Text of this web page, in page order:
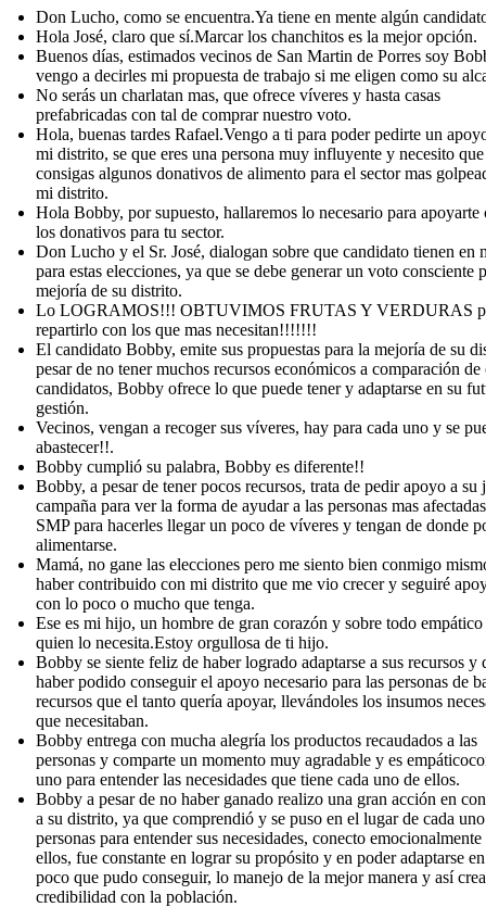
Don Lucho, como se encuentra.Ya tiene en mente algún
Hola José, claro que sí.Marcar los chanchitos es la mejor opción.
Buenos días, estimados vecinos de San Martin de Porres soy
vengo a decirles mi propuesta de trabajo si me eligen como su
No serás un charlatan mas, que ofrece víveres y hasta casas
prefabricadas con tal de comprar nuestro voto.
Hola, buenas tardes Rafael.Vengo a ti para poder pedirte un
mi distrito, se que eres una persona muy influyente y necesito
consigas algunos donativos de alimento para el sector mas
mi distrito.
Hola Bobby, por supuesto, hallaremos lo necesario para apoyarte
los donativos para tu sector.
Don Lucho y el Sr. José, dialogan sobre que candidato tienen en
para estas elecciones, ya que se debe generar un voto consciente
mejoría de su distrito.
Lo LOGRAMOS!!! OBTUVIMOS FRUTAS Y VERDURAS
repartirlo con los que mas necesitan!!!!!!!
El candidato Bobby, emite sus propuestas para la mejoría de su
pesar de no tener muchos recursos económicos a comparación de
candidatos, Bobby ofrece lo que puede tener y adaptarse en su
gestión.
Vecinos, vengan a recoger sus víveres, hay para cada uno y se
abastecer!!.
Bobby cumplió su palabra, Bobby es diferente!!
Bobby, a pesar de tener pocos recursos, trata de pedir apoyo a su
campaña para ver la forma de ayudar a las personas mas
SMP para hacerles llegar un poco de víveres y tengan de donde
alimentarse.
Mamá, no gane las elecciones pero me siento bien conmigo
haber contribuido con mi distrito que me vio crecer y seguiré
con lo poco o mucho que tenga.
Ese es mi hijo, un hombre de gran corazón y sobre todo
quien lo necesita.Estoy orgullosa de ti hijo.
Bobby se siente feliz de haber logrado adaptarse a sus recursos y
haber podido conseguir el apoyo necesario para las personas de
recursos que el tanto quería apoyar, llevándoles los insumos
que necesitaban.
Bobby entrega con mucha alegría los productos recaudados a las
personas y comparte un momento muy agradable y es
uno para entender las necesidades que tiene cada uno de ellos.
Bobby a pesar de no haber ganado realizo una gran acción en
a su distrito, ya que comprendió y se puso en el lugar de cada
personas para entender sus necesidades, conecto
ellos, fue constante en lograr su propósito y en poder adaptarse
poco que pudo conseguir, lo manejo de la mejor manera y así
credibilidad con la población.